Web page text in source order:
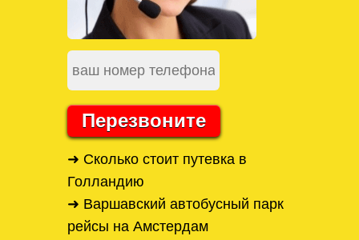
Перезвоните
➜ Сколько стоит путевка в
Голландию
➜ Варшавский автобусный парк
рейсы на Амстердам